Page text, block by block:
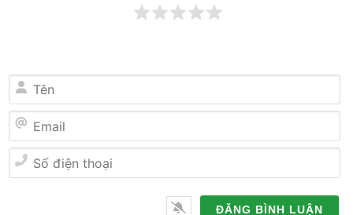
Tên
Email